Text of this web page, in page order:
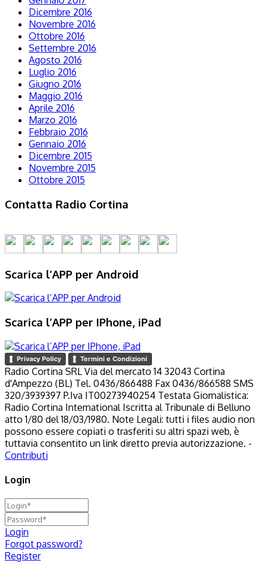
Dicembre 2016
Novembre 2016
Ottobre 2016
Settembre 2016
Agosto 2016
Luglio 2016
Giugno 2016
Maggio 2016
Aprile 2016
Marzo 2016
Febbraio 2016
Gennaio 2016
Dicembre 2015
Novembre 2015
Ottobre 2015
Contatta Radio Cortina
Scarica l’APP per Android
Scarica l’APP per IPhone, iPad
Privacy Policy Termini e Condizioni
Radio Cortina SRL Via del mercato 14 32043 Cortina
d'Ampezzo (BL) Tel. 0436/866488 Fax 0436/866588 SMS
320/3939397 P.Iva IT00273940254 Testata Giornalistica:
Radio Cortina International Iscritta al Tribunale di Belluno
atto 1/80 del 18/03/1980. Note Legali: tutti i files audio non
possono essere copiati o trasferiti su altri spazi web, è
tuttavia consentito un link diretto previa autorizzazione. -
Contributi
Login
Login
Forgot password?
Register